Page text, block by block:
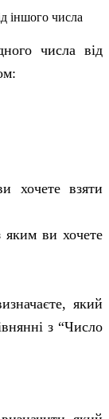
іншого числа
числа від
хочете взяти
яким ви хочете
який
з “Число